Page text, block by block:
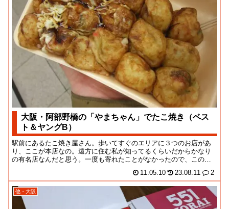
大阪・阿部野橋の「やまちゃん」でたこ焼き（ベス
ト＆ヤングB）
駅前にあるたこ焼き屋さん。歩いてすぐのエリアに３つのお店があ
り、ここが本店なの。遠方に住む私が知ってるくらいだからかなり
の有名店なんだと思う。一度も寄れたことがなかったので、この
11.05.10 23.08.11 2
他・大阪